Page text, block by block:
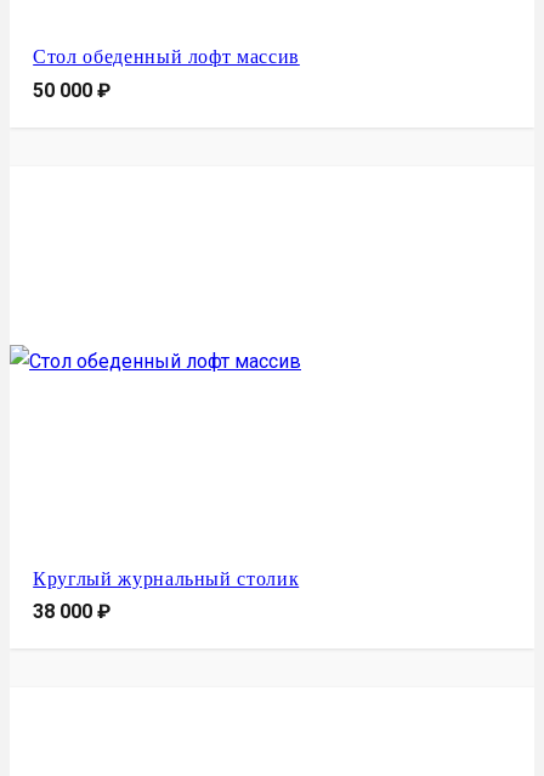
Стол обеденный лофт массив
50 000₽
Круглый журнальный столик
38 000₽